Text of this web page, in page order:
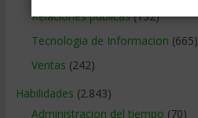
Relaciones publicas(132)
Tecnologia de Informacion (665)
Ventas (242)
Habilidades (2.843)
Administracion del tiempo (70)